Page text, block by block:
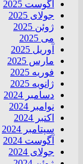
آگوست 2025
جولای 2025
ژوئن 2025
می 2025
آوریل 2025
مارس 2025
فوریه 2025
ژانویه 2025
دسامبر 2024
نوامبر 2024
اکتبر 2024
سپتامبر 2024
آگوست 2024
جولای 2024